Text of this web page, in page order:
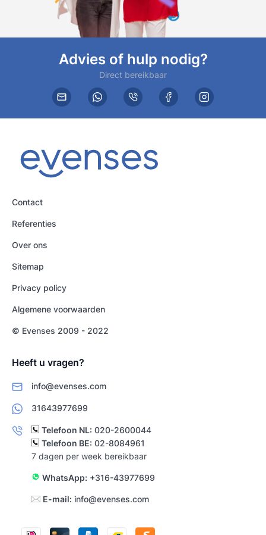
Advies of hulp nodig?
Direct bereikbaar
Contact
Referenties
Over ons
Sitemap
Privacy policy
Algemene voorwaarden
© Evenses 2009 - 2022
Heeft u vragen?
info@evenses.com
31643977699
Telefoon NL: 020-2600044
Telefoon BE: 02-8084961
7 dagen per week bereikbaar
WhatsApp: +316-43977699
E-mail: info@evenses.com